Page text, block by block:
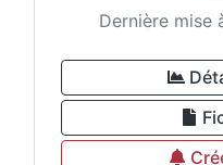
Dernière mise